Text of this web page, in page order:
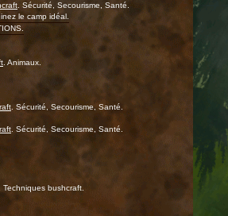
. Sécurité, Secourisme, Santé.
le camp idéal.
. Animaux.
. Sécurité, Secourisme, Santé.
. Sécurité, Secourisme, Santé.
. Techniques bushcraft.